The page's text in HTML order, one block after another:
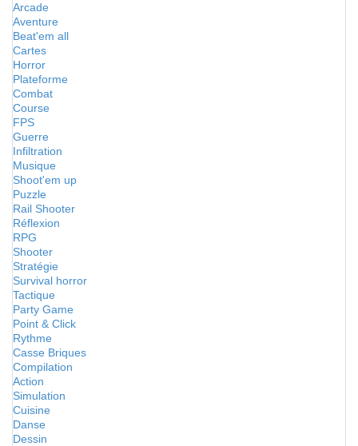
Arcade
Aventure
Beat'em all
Cartes
Horror
Plateforme
Combat
Course
FPS
Guerre
Infiltration
Musique
Shoot'em up
Puzzle
Rail Shooter
Réflexion
RPG
Shooter
Stratégie
Survival horror
Tactique
Party Game
Point & Click
Rythme
Casse Briques
Compilation
Action
Simulation
Cuisine
Danse
Dessin